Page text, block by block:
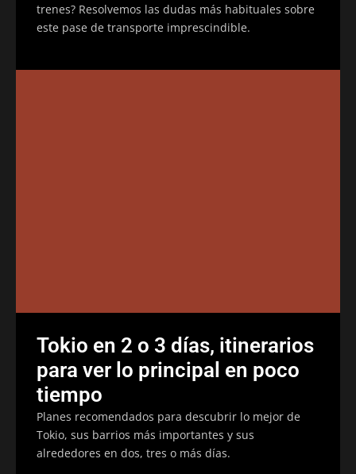
trenes? Resolvemos las dudas más habituales sobre
este pase de transporte imprescindible.
Tokio en 2 o 3 días, itinerarios
para ver lo principal en poco
tiempo
Planes recomendados para descubrir lo mejor de
Tokio, sus barrios más importantes y sus
alrededores en dos, tres o más días.